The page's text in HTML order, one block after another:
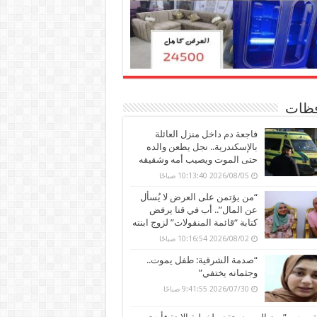
فاجعة دم داخل منزل العائلة
بالإسكندرية.. نجل يطعن والده
حتى الموت ويصيب أمه وشقيقه
2026/08/05 10:13:40 صباحًا
“من يؤتمن على العرض لا يُسأل
عن المال”.. أب في قنا يرفض
كتابة “قائمة المنقولات” لزوج ابنته
2026/08/02 10:16:54 صباحًا
“صدمة الشرقية: طفل يموت..
وجثمانه يختفي”
2026/07/30 9:41:55 صباحًا